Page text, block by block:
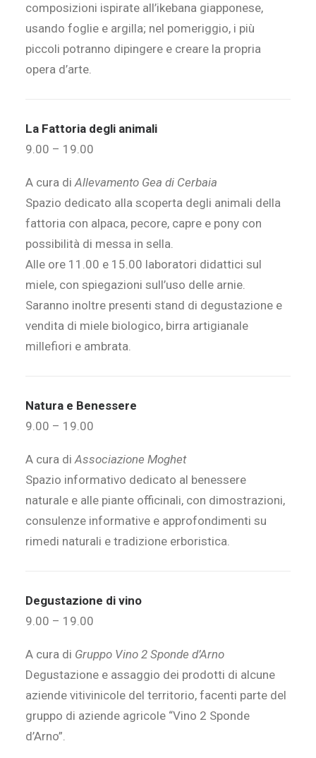
composizioni ispirate all’ikebana giapponese,
usando foglie e argilla; nel pomeriggio, i più
piccoli potranno dipingere e creare la propria
opera d’arte.
La Fattoria degli animali
9.00 – 19.00
A cura diAllevamento Gea di Cerbaia
Spazio dedicato alla scoperta degli animali della
fattoria con alpaca, pecore, capre e pony con
possibilità di messa in sella.
Alle ore 11.00 e 15.00 laboratori didattici sul
miele, con spiegazioni sull’uso delle arnie.
Saranno inoltre presenti stand di degustazione e
vendita di miele biologico, birra artigianale
millefiori e ambrata.
Natura e Benessere
9.00 – 19.00
A cura di Associazione Moghet
Spazio informativo dedicato al benessere
naturale e alle piante officinali, con dimostrazioni,
consulenze informative e approfondimenti su
rimedi naturali e tradizione erboristica.
Degustazione di vino
9.00 – 19.00
A cura di Gruppo Vino 2 Sponde d’Arno
Degustazione e assaggio dei prodotti di alcune
aziende vitivinicole del territorio, facenti parte del
gruppo di aziende agricole “Vino 2 Sponde
d’Arno”.